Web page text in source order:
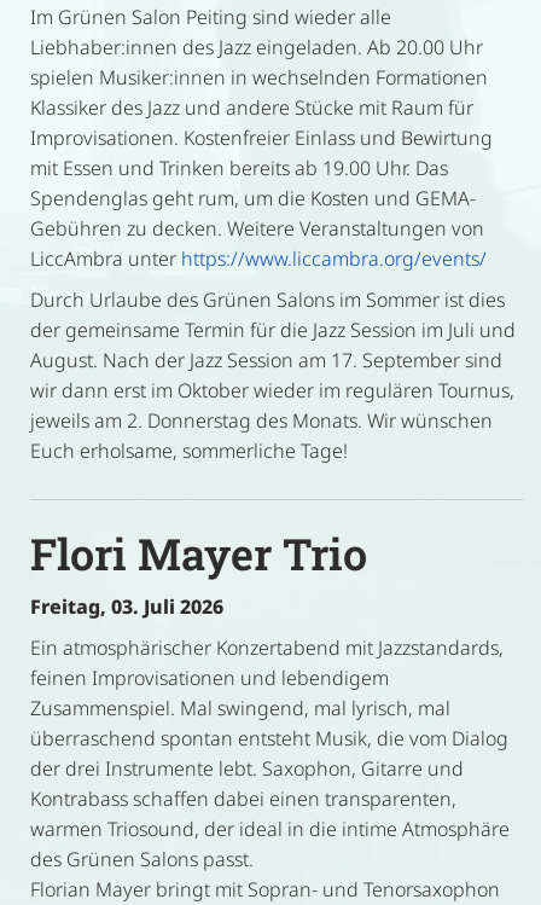
Im Grünen Salon Peiting sind wieder alle
Liebhaber:innen des Jazz eingeladen. Ab 20.00 Uhr
spielen Musiker:innen in wechselnden Formationen
Klassiker des Jazz und andere Stücke mit Raum für
Improvisationen. Kostenfreier Einlass und Bewirtung
mit Essen und Trinken bereits ab 19.00 Uhr. Das
Spendenglas geht rum, um die Kosten und GEMA-
Gebühren zu decken. Weitere Veranstaltungen von
LiccAmbra unter https://www.liccambra.org/events/
Durch Urlaube des Grünen Salons im Sommer ist dies
der gemeinsame Termin für die Jazz Session im Juli und
August. Nach der Jazz Session am 17. September sind
wir dann erst im Oktober wieder im regulären Tournus,
jeweils am 2. Donnerstag des Monats. Wir wünschen
Euch erholsame, sommerliche Tage!
Flori Mayer Trio
Freitag, 03. Juli 2026
Ein atmosphärischer Konzertabend mit Jazzstandards,
feinen Improvisationen und lebendigem
Zusammenspiel. Mal swingend, mal lyrisch, mal
überraschend spontan entsteht Musik, die vom Dialog
der drei Instrumente lebt. Saxophon, Gitarre und
Kontrabass schaffen dabei einen transparenten,
warmen Triosound, der ideal in die intime Atmosphäre
des Grünen Salons passt.
Florian Mayer bringt mit Sopran- und Tenorsaxophon